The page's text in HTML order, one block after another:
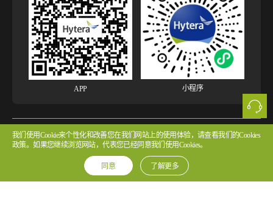
APP 小程序
版权所有 © 2026 海能达通信股份有限公司粤ICP备2022107854号 粤公网安备
44030502002314号
网站使用声明 隐私政策 Cookie政策
我们使用Cookie来个性化和改善您在我们网站上的使用体验，请查看我们的Cookies
政策。如果您继续浏览网站，代表您已经同意我们使用Cookies。
同意 了解更多